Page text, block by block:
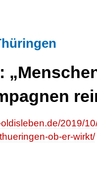
2019/
ob-er-wirkt/